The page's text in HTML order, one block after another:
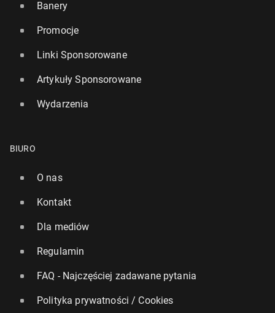
Banery
Promocje
Linki Sponsorowane
Artykuły Sponsorowane
Wydarzenia
BIURO
O nas
Kontakt
Dla mediów
Regulamin
FAQ - Najczęściej zadawane pytania
Polityka prywatności / Cookies